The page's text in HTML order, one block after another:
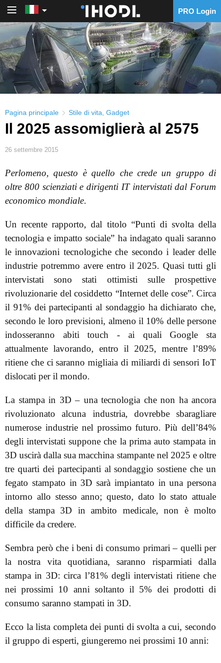
PRO Login
Pagina principale Stile di vita Gadget
Il 2025 assomiglierà al 2575
26 settembre 2015
Perlomeno, questo è quello che crede un gruppo di
oltre 800 scienziati e dirigenti IT intervistati dal Forum
economico mondiale.
Un recente rapporto, dal titolo “Punti di svolta della
tecnologia e impatto sociale” ha indagato quali saranno
le innovazioni tecnologiche che secondo i leader delle
industrie potremmo avere entro il 2025. Quasi tutti gli
intervistati sono stati ottimisti sulle prospettive
rivoluzionarie del cosiddetto “Internet delle cose”. Circa
il 91% dei partecipanti al sondaggio ha dichiarato che,
secondo le loro previsioni, almeno il 10% delle persone
indosseranno abiti touch - ai quali Google sta
attualmente lavorando, entro il 2025, mentre l’89%
ritiene che ci saranno migliaia di miliardi di sensori IoT
dislocati per il mondo.
La stampa in 3D – una tecnologia che non ha ancora
rivoluzionato alcuna industria, dovrebbe sbaragliare
numerose industrie nel prossimo futuro. Più dell’84%
degli intervistati suppone che la prima auto stampata in
3D uscirà dalla sua macchina stampante nel 2025 e oltre
tre quarti dei partecipanti al sondaggio sostiene che un
fegato stampato in 3D sarà impiantato in una persona
intorno allo stesso anno; questo, dato lo stato attuale
della stampa 3D in ambito medicale, non è molto
difficile da credere.
Sembra però che i beni di consumo primari – quelli per
la nostra vita quotidiana, saranno risparmiati dalla
stampa in 3D: circa l’81% degli intervistati ritiene che
nei prossimi 10 anni soltanto il 5% dei prodotti di
consumo saranno stampati in 3D.
Ecco la lista completa dei punti di svolta a cui, secondo
il gruppo di esperti, giungeremo nei prossimi 10 anni: